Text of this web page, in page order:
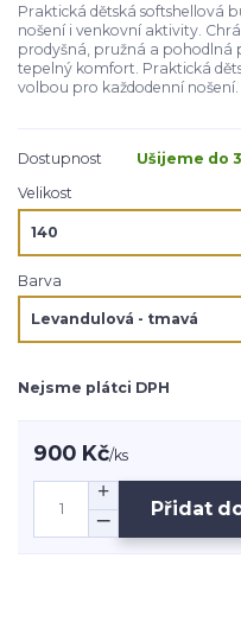
Praktická dětská softshellová
nošení i venkovní aktivity.
prodyšná, pružná a pohodlná
tepelný komfort. Praktická
volbou pro každodenní nošení.
Dostupnost
Ušijeme do
Velikost
Barva
Nejsme plátci DPH
900 Kč/ks
Přidat